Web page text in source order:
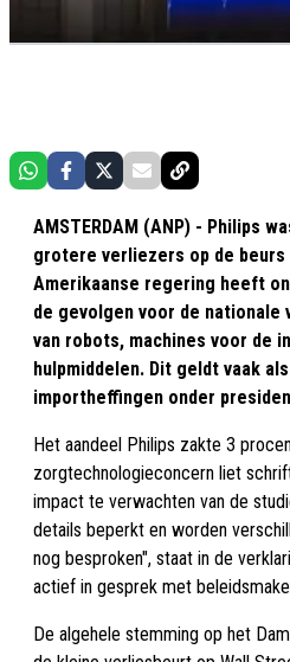
AMSTERDAM (ANP) - Philips
grotere verliezers op de beurs
Amerikaanse regering heeft
de gevolgen voor de nationale
van robots, machines voor de
hulpmiddelen. Dit geldt vaak
importheffingen onder
Het aandeel Philips zakte 3
zorgtechnologieconcern liet
impact te verwachten van de
details beperkt en worden
nog besproken", staat in de
actief in gesprek met
De algehele stemming op het